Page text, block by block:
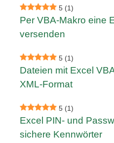
5 (1)
Per VBA-Makro eine
versenden
5 (1)
Dateien mit Excel
XML-Format
5 (1)
Excel PIN- und
sichere Kennwörter